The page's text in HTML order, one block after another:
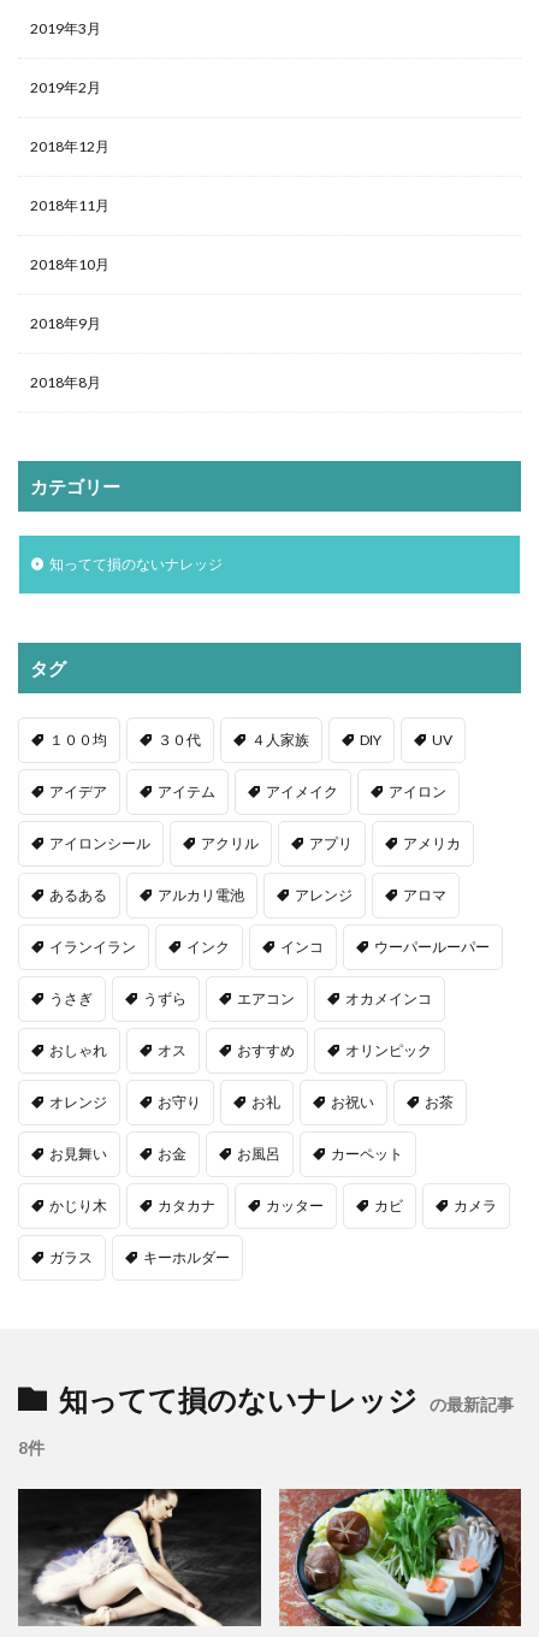
2019年3月
2019年2月
2018年12月
2018年11月
2018年10月
2018年9月
2018年8月
カテゴリー
知ってて損のないナレッジ
タグ
１００均 ３０代 ４人家族 DIY UV
アイデア アイテム アイメイク アイロン
アイロンシール アクリル アプリ アメリカ
あるある アルカリ電池 アレンジ アロマ
イランイラン インク インコ ウーパールーパー
うさぎ うずら エアコン オカメインコ
おしゃれ オス おすすめ オリンピック
オレンジ お守り お礼 お祝い お茶
お見舞い お金 お風呂 カーペット
かじり木 カタカナ カッター カビ カメラ
ガラス キーホルダー
知ってて損のないナレッジ の最新記事
8件